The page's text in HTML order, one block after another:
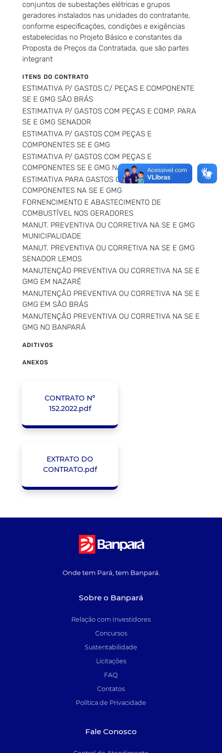
conjuntos de subestações elétricas e grupos
geradores instalados nas unidades do contratante,
conforme especificações, condições e exigências
estabelecidas no Projeto Básico e constantes da
Proposta de Preços da Contratada, que são partes
integrant
ITENS DO CONTRATO
ESTIMATIVA P/ GASTOS C/ PEÇAS E COMPONENTE
SE E GMG SÃO BRÁS
ESTIMATIVA P/ GASTOS COM PEÇAS E COMP. PARA
SE E GMG SENADOR
ESTIMATIVA P/ GASTOS COM PEÇAS E
COMPONENTES SE E GMG
ESTIMATIVA P/ GASTOS COM PEÇAS E
COMPONENTES SE E GMG NAZARÉ
ESTIMATIVA PARA GASTOS COM PEÇAS E
COMPONENTES NA SE E GMG
FORNENCIMENTO E ABASTECIMENTO DE
COMBUSTÍVEL NOS GERADORES
MANUT. PREVENTIVA OU CORRETIVA NA SE E GMG
MUNICIPALIDADE
MANUT. PREVENTIVA OU CORRETIVA NA SE E GMG
SENADOR LEMOS
MANUTENÇÃO PREVENTIVA OU CORRETIVA NA SE E
GMG EM NAZARÉ
MANUTENÇÃO PREVENTIVA OU CORRETIVA NA SE E
GMG EM SÃO BRÁS
MANUTENÇÃO PREVENTIVA OU CORRETIVA NA SE E
GMG NO BANPARÁ
ADITIVOS
ANEXOS
CONTRATO Nº
152.2022.pdf
EXTRATO DO
CONTRATO.pdf
Onde tem Pará, tem Banpará.
Sobre o Banpará
Relação com Investidores
Concursos
Sustentabilidade
Licitações
FAQ
Contatos
Política de Privacidade
Fale Conosco